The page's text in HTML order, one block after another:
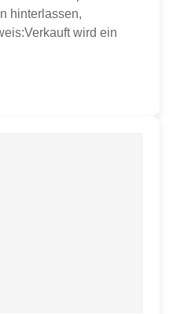
hinterlassen,
wird ein